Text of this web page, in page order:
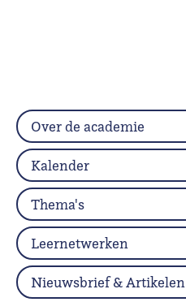
Over de academie
Kalender
Thema's
Leernetwerken
Nieuwsbrief & Artikelen